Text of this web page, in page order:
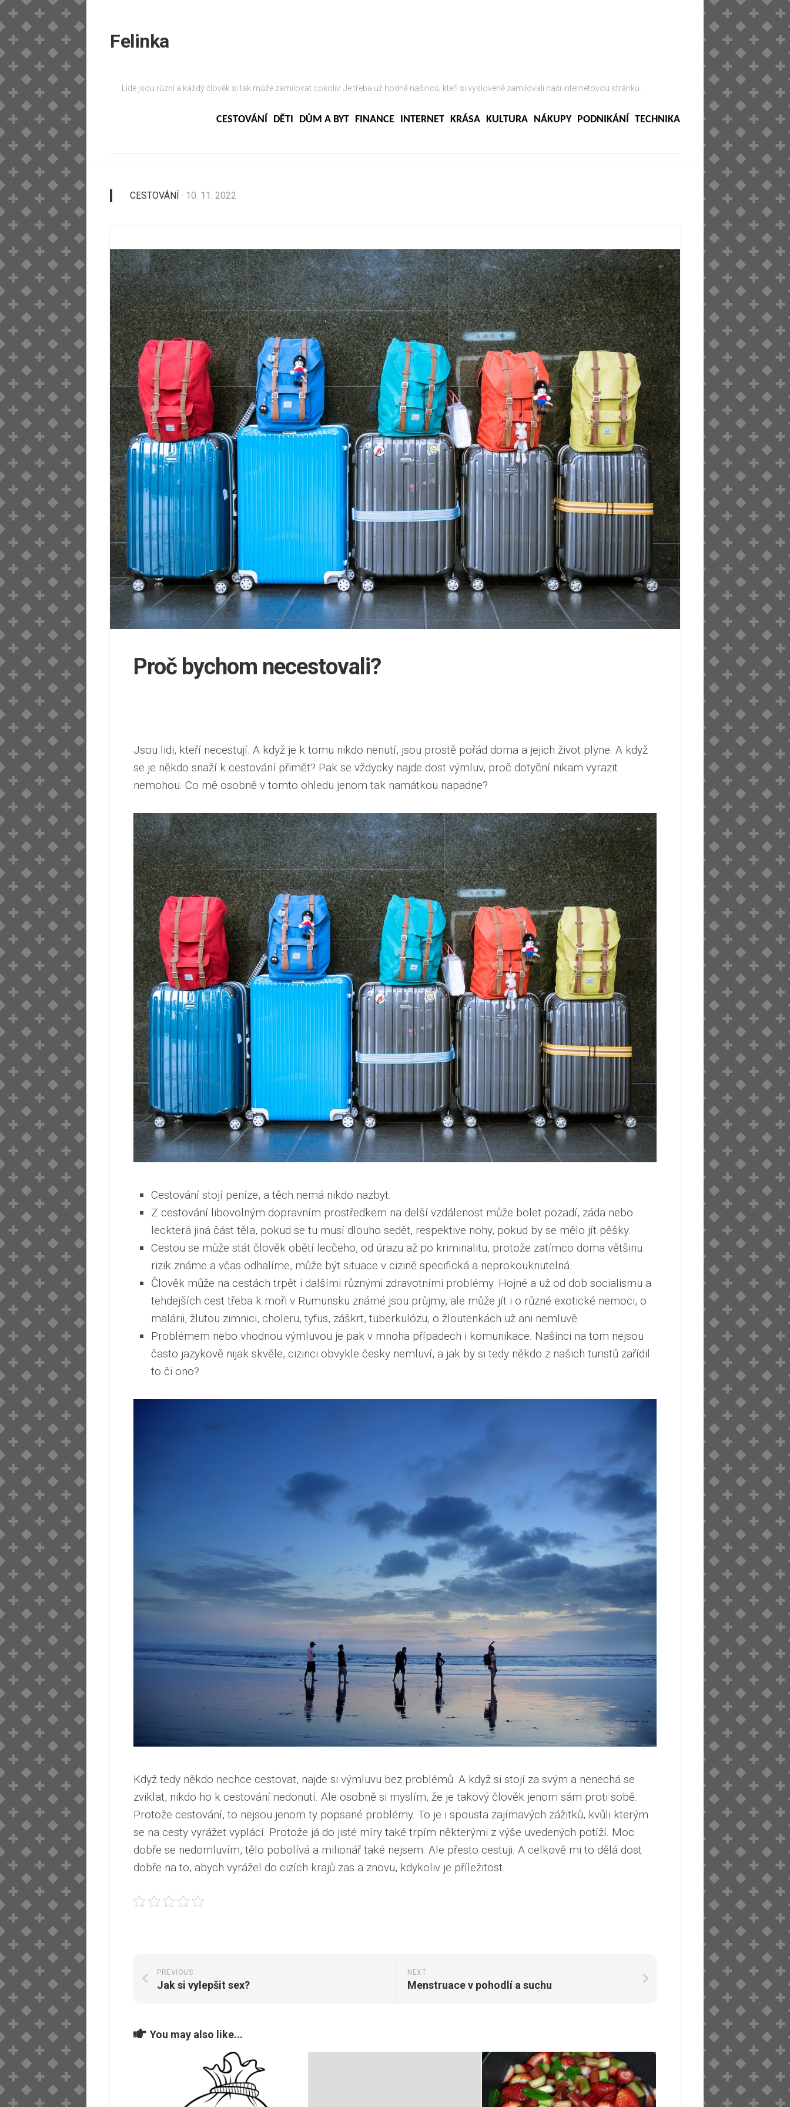
Skip
to
content
Felinka
Lidé jsou různí a každý člověk si tak může zamilovat cokoliv. Je třeba už hodně našinců, kteří si vysloveně zamilovali naši internetovou stránku.
CESTOVÁNÍ DĚTI DŮM A BYT FINANCE INTERNET KRÁSA KULTURA NÁKUPY PODNIKÁNÍ TECHNIKA
CESTOVÁNÍ · 10. 11. 2022
Proč bychom necestovali?
Jsou lidi, kteří necestují. A když je k tomu nikdo nenutí, jsou prostě pořád doma a jejich život plyne. A když
se je někdo snaží k cestování přimět? Pak se vždycky najde dost výmluv, proč dotyční nikam vyrazit
nemohou. Co mě osobně v tomto ohledu jenom tak namátkou napadne?
Cestování stojí peníze, a těch nemá nikdo nazbyt.
Z cestování libovolným dopravním prostředkem na delší vzdálenost může bolet pozadí, záda nebo
leckterá jiná část těla, pokud se tu musí dlouho sedět, respektive nohy, pokud by se mělo jít pěšky.
Cestou se může stát člověk obětí lecčeho, od úrazu až po kriminalitu, protože zatímco doma většinu
rizik známe a včas odhalíme, může být situace v cizině specifická a neprokouknutelná.
Člověk může na cestách trpět i dalšími různými zdravotními problémy. Hojné a už od dob socialismu a
tehdejších cest třeba k moři v Rumunsku známé jsou průjmy, ale může jít i o různé exotické nemoci, o
malárii, žlutou zimnici, choleru, tyfus, záškrt, tuberkulózu, o žloutenkách už ani nemluvě.
Problémem nebo vhodnou výmluvou je pak v mnoha případech i komunikace. Našinci na tom nejsou
často jazykově nijak skvěle, cizinci obvykle česky nemluví, a jak by si tedy někdo z našich turistů zařídil
to či ono?
Když tedy někdo nechce cestovat, najde si výmluvu bez problémů. A když si stojí za svým a nenechá se
zviklat, nikdo ho k cestování nedonutí. Ale osobně si myslím, že je takový člověk jenom sám proti sobě.
Protože cestování, to nejsou jenom ty popsané problémy. To je i spousta zajímavých zážitků, kvůli kterým
se na cesty vyrážet vyplácí. Protože já do jisté míry také trpím některými z výše uvedených potíží. Moc
dobře se nedomluvím, tělo pobolívá a milionář také nejsem. Ale přesto cestuji. A celkově mi to dělá dost
dobře na to, abych vyrážel do cizích krajů zas a znovu, kdykoliv je příležitost.
NEXT
Menstruace v pohodlí a suchu
PREVIOUS
Jak si vylepšit sex?
You may also like...